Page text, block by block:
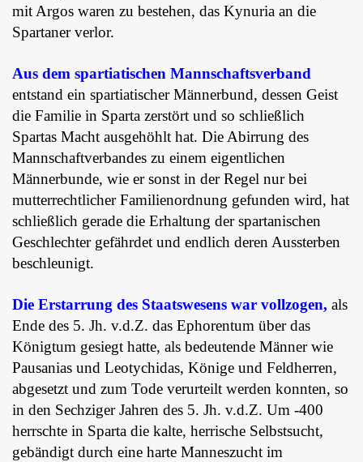
mit Argos waren zu bestehen, das Kynuria an die
Spartaner verlor.
Aus dem spartiatischen Mannschaftsverband
entstand ein spartiatischer Männerbund, dessen Geist
die Familie in Sparta zerstört und so schließlich
Spartas Macht ausgehöhlt hat. Die Abirrung des
Mannschaftverbandes zu einem eigentlichen
Männerbunde, wie er sonst in der Regel nur bei
mutterrechtlicher Familienordnung gefunden wird, hat
schließlich gerade die Erhaltung der spartanischen
Geschlechter gefährdet und endlich deren Aussterben
beschleunigt.
Die Erstarrung des Staatswesens war vollzogen, als
Ende des 5. Jh. v.d.Z. das Ephorentum über das
Königtum gesiegt hatte, als bedeutende Männer wie
Pausanias und Leotychidas, Könige und Feldherren,
abgesetzt und zum Tode verurteilt werden konnten, so
in den Sechziger Jahren des 5. Jh. v.d.Z. Um -400
herrschte in Sparta die kalte, herrische Selbstsucht,
gebändigt durch eine harte Manneszucht im